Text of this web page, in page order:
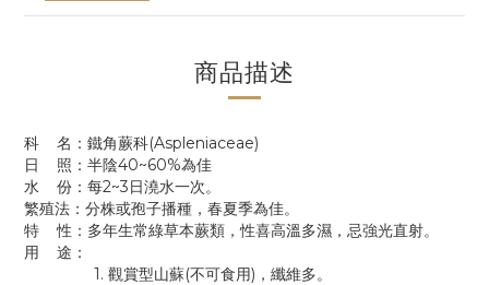
商品描述
科 名：鐵角蕨科(Aspleniaceae)
日 照：半陰40~60%為佳
水 份：每2~3日澆水一次。
繁殖法：分株或孢子播種，春夏季為佳。
特 性：多年生常綠草本蕨類，性喜高溫多濕，忌強光直射。
用 途：
1. 觀賞型山蘇(不可食用)，纖維多。